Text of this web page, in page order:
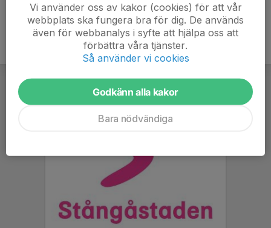
Vi använder oss av kakor (cookies) för att vår
webbplats ska fungera bra för dig. De används
även för webbanalys i syfte att hjälpa oss att
förbättra våra tjänster.
Så använder vi cookies
Godkänn alla kakor
Bara nödvändiga